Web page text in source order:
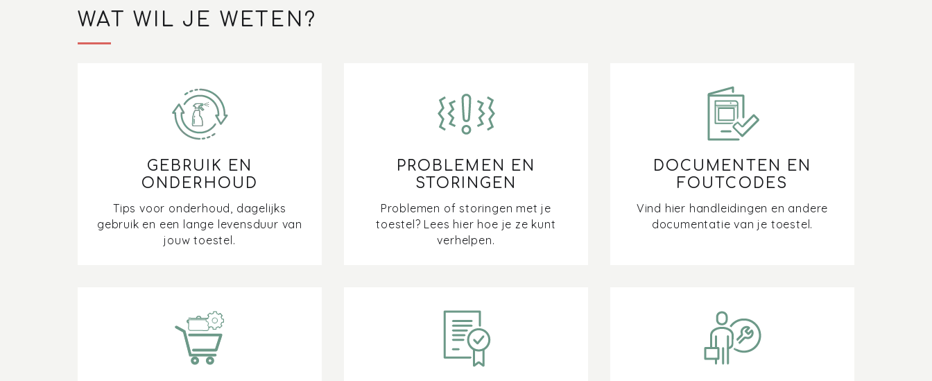
Waarom kan ik mijn toestel niet registreren voor
registratielijst?
WAT WIL JE WETEN?
GEBRUIK EN
ONDERHOUD
Tips voor onderhoud, dagelijks
gebruik en een lange levensduur van
jouw toestel.
PROBLEMEN EN
STORINGEN
Problemen of storingen met je
toestel? Lees hier hoe je ze kunt
verhelpen.
DOCUMENTEN EN
FOUTCODES
Vind hier handleidingen en andere
documentatie van je toestel.